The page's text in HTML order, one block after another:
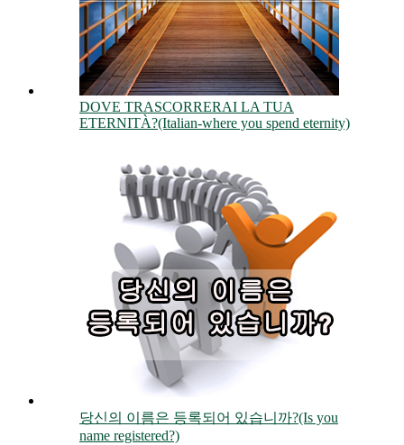
DOVE TRASCORRERAI LA TUA
ETERNITÀ?(Italian-where you spend eternity)
당신의 이름은 등록되어 있습니까?(Is you
name registered?)